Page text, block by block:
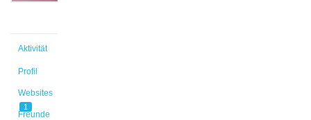
Aktivität
Profil
Websites
1
Freunde